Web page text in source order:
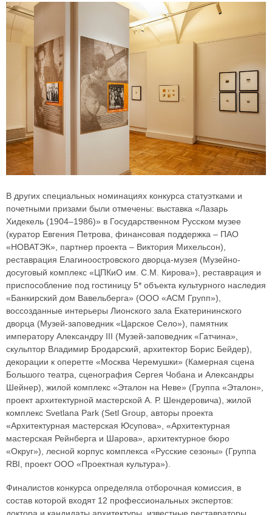
В других специальных номинациях конкурса статуэтками и
почетными призами были отмечены: выставка «Лазарь
Хидекель (1904–1986)» в Государственном Русском музее
(куратор Евгения Петрова, финансовая поддержка – ПАО
«НОВАТЭК», партнер проекта – Виктория Михельсон),
реставрация Елагиноостровского дворца-музея (Музейно-
досуговый комплекс «ЦПКиО им. С.М. Кирова»), реставрация и
приспособление под гостиницу 5* объекта культурного наследия
«Банкирский дом Вавельберга» (ООО «АСМ Групп»),
воссозданные интерьеры Лионского зала Екатерининского
дворца (Музей-заповедник «Царское Село»), памятник
императору Александру III (Музей-заповедник «Гатчина»,
скульптор Владимир Бродарский, архитектор Борис Бейдер),
декорации к оперетте «Москва Черемушки» (Камерная сцена
Большого театра, сценография Сергея Чобана и Александры
Шейнер), жилой комплекс «Эталон на Неве» (Группа «Эталон»,
проект архитектурной мастерской А. Р. Шендеровича), жилой
комплекс Svetlana Park (Setl Group, авторы проекта
«Архитектурная мастерская Юсупова», «Архитектурная
мастерская Рейнберга и Шарова», архитектурное бюро
«Округ»), лесной корпус комплекса «Русские сезоны» (Группа
RBI, проект ООО «Проектная культура»).
Финалистов конкурса определяла отборочная комиссия, в
состав которой входят 12 профессиональных экспертов:
доктора и кандидаты архитектуры, известные реставраторы,